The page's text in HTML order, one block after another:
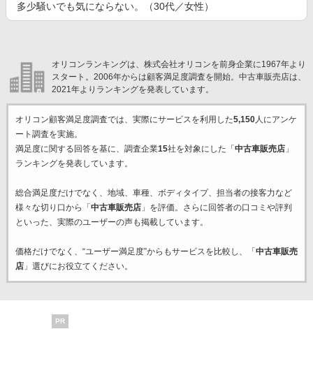
多少騒いでも気にならない。（30代／女性）
オリコンランキングは、株式会社オリコンを前身企業に1967年より
スタート。2006年からは顧客満足度調査を開始。中古車販売店は、
2021年よりランキングを発表しています。
オリコン顧客満足度調査では、実際にサービスを利用した5,150人にアンケ
ート調査を実施。
満足度に関する回答を基に、調査企業15社を対象にした「 中古車販売店」
ランキングを発表しています。
総合満足度だけでなく、地域、車種、ボディタイプ、担当者の接客力など
様々な切り口から「 中古車販売店」を評価。さらに回答者の口コミや評判
といった、実際のユーザーの声も掲載しています。
価格だけでなく、“ユーザー満足度”からもサービスを比較し、「 中古車販売
店」選びにお役立てください。
PR